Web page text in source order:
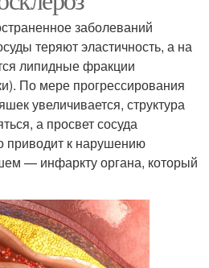
заболеваний
теряют эластичность, а на
липидные фракции
По мере прогрессирования
увеличивается, структура
а просвет сосуда
приводит к нарушению
— инфаркту органа, который